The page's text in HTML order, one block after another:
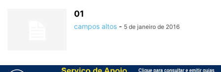
01
campos altos - 5 de janeiro de 2016